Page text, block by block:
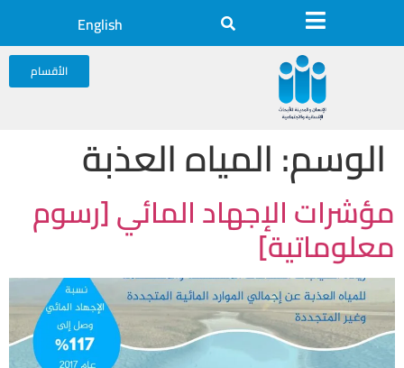
English
الأقسام
الوسم:المياه العذبة
مؤشرات الإجهاد المائي [رسوم
معلوماتية]